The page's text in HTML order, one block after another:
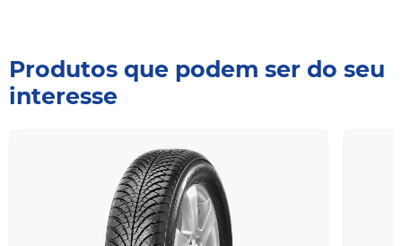
Produtos que podem ser do seu
interesse